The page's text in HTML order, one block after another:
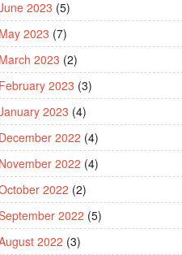
2023 (5)
May 2023 (7)
March 2023 (2)
February 2023 (3)
2023 (4)
December 2022 (4)
November 2022 (4)
2022 (2)
2022 (5)
2022 (3)